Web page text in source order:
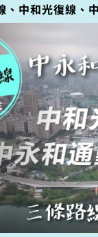
、中和光復線、